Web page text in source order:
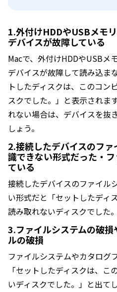
1.外付けHDDやUSBメモ
デバイスが故障している
Macで、外付けHDDやUSBメ
デバイスが故障して読み込ま
トしたディスクは、このコン
スクでした。」と表示されま
れない場合は、デバイスを抜
しょう。
2.接続したデバイスのフ
識できない形式だった・
ている
接続したデバイスのファイル
い形式だと「セットしたディ
読み取れないディスクでした
3.ファイルシステムの破
ルの破損
ファイルシステムやカタログ
「セットしたディスクは、
いディスクでした。」と出て